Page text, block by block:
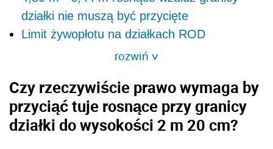
działki nie muszą być przycięte
Limit żywopłotu na działkach ROD
rozwiń>
Czy rzeczywiście prawo wymaga by
przyciąć tuje rosnące przy granicy
działki do wysokości 2 m 20 cm?